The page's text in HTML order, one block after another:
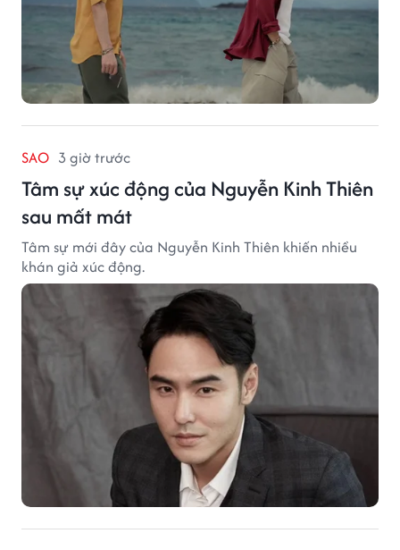
SAO 3 giờ trước
Tâm sự xúc động của Nguyễn Kinh Thiên
sau mất mát
Tâm sự mới đây của Nguyễn Kinh Thiên khiến nhiều
khán giả xúc động.